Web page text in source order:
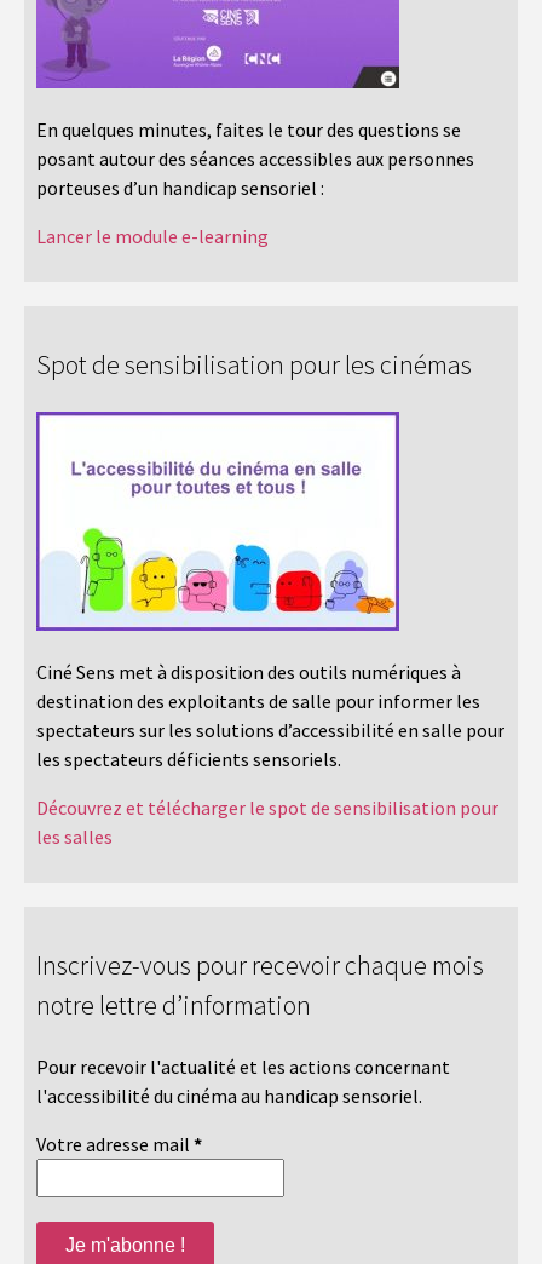
En quelques minutes, faites le tour des questions se
posant autour des séances accessibles aux personnes
porteuses d’un handicap sensoriel :
Lancer le module e-learning
Spot de sensibilisation pour les cinémas
Ciné Sens met à disposition des outils numériques à
destination des exploitants de salle pour informer les
spectateurs sur les solutions d’accessibilité en salle pour
les spectateurs déficients sensoriels.
Découvrez et télécharger le spot de sensibilisation pour
les salles
Inscrivez-vous pour recevoir chaque mois
notre lettre d’information
Pour recevoir l'actualité et les actions concernant
l'accessibilité du cinéma au handicap sensoriel.
Votre adresse mail *